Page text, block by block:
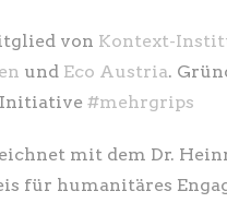
von Kontext-
und Eco Austria.
Initiative #mehrgrips
mit dem Dr.
für humanitäres